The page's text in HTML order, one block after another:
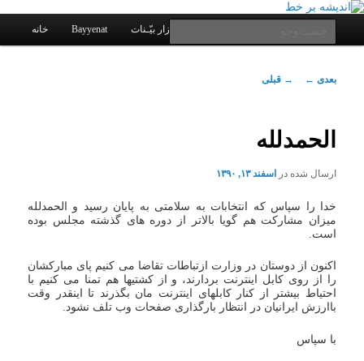
پرش
اصلی
اندیشه بر خط
یادداشتهای یک معلم در باب زندگی، اخلاق، اخبار، علم و سیاست
فهرست
خانه Bayyenat نرم افزار بیّـنات
ناوبری
→ قبلی بعدی ←
الحمدلله
ارسال شده دراسفند ۱۳, ۱۳۹۰
خدا را سپاس که انتخابات به سلامتی به پایان رسید و الحمدلله
میزان مشارکت هم گویا بالاتر از دوره های گذشته مجلس بوده
است.
اکنون از دوستان در وزارت ازتباطات تقاضا می کنیم پای مبارکشان
را از روی کابل اینترنت بردارند، و از کشتیها هم تمنا می کنیم با
احتیاط بیشتر از کنار کابلهای اینترنت مان بگذرند تا اینقدر وقت
باارزش ایرانیان در انتظار بارگذاری صفحات وب تلف نشود.
با سپاس